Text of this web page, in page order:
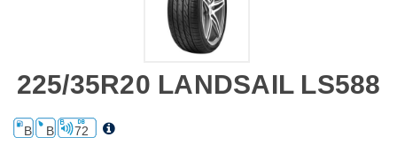
225/35R20 LANDSAIL LS588
B B 72